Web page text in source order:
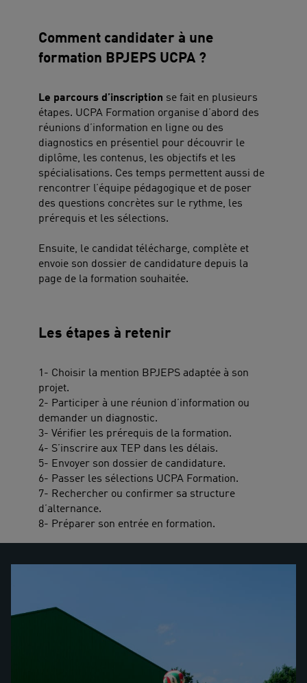
Comment candidater à une
formation BPJEPS UCPA ?
Le parcours d’inscription se fait en plusieurs
étapes. UCPA Formation organise d’abord des
réunions d’information en ligne ou des
diagnostics en présentiel pour découvrir le
diplôme, les contenus, les objectifs et les
spécialisations. Ces temps permettent aussi de
rencontrer l’équipe pédagogique et de poser
des questions concrètes sur le rythme, les
prérequis et les sélections.
Ensuite, le candidat télécharge, complète et
envoie son dossier de candidature depuis la
page de la formation souhaitée.
Les étapes à retenir
1- Choisir la mention BPJEPS adaptée à son
projet.
2- Participer à une réunion d’information ou
demander un diagnostic.
3- Vérifier les prérequis de la formation.
4- S’inscrire aux TEP dans les délais.
5- Envoyer son dossier de candidature.
6- Passer les sélections UCPA Formation.
7- Rechercher ou confirmer sa structure
d’alternance.
8- Préparer son entrée en formation.